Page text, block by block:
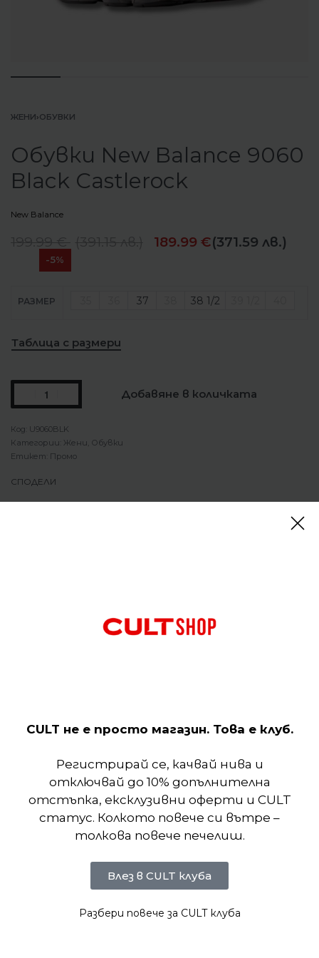
ЖЕНИ›ОБУВКИ
Обувки New Balance 9060
Black Castlerock
New Balance
189.99 €(371.59 лв.)
-5%
РАЗМЕР 37 38 1/2
Таблица с размери
Добавяне в количката
U9060BLK
Категории: Жени Обувки
Етикет: Промо
СПОДЕЛИ
модерен дизайн. Проектирана за комфорт и
Отзиви (0)
Подобни продукти
CULT не е просто магазин. Това е клуб.
Регистрирай се, качвай нива и
отключвай до 10% допълнителна
отстъпка, ексклузивни оферти и CULT
статус. Колкото повече си вътре –
толкова повече печелиш.
Влез в CULT клуба
Разбери повече за CULT клуба